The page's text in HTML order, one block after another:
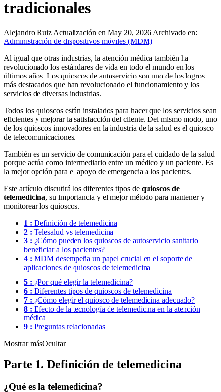
tradicionales
Alejandro Ruiz Actualización en May 20, 2026 Archivado en:
Administración de dispositivos móviles (MDM)
Al igual que otras industrias, la atención médica también ha
revolucionado los estándares de vida en todo el mundo en los
últimos años. Los quioscos de autoservicio son uno de los logros
más destacados que han revolucionado el funcionamiento y los
servicios de diversas industrias.
Todos los quioscos están instalados para hacer que los servicios sean
eficientes y mejorar la satisfacción del cliente. Del mismo modo, uno
de los quioscos innovadores en la industria de la salud es el quiosco
de telecomunicaciones.
También es un servicio de comunicación para el cuidado de la salud
porque actúa como intermediario entre un médico y un paciente. Es
la mejor opción para el apoyo de emergencia a los pacientes.
Este artículo discutirá los diferentes tipos de quioscos de
telemedicina, su importancia y el mejor método para mantener y
monitorear los quioscos.
1 : Definición de telemedicina
2 : Telesalud vs telemedicina
3 : ¿Cómo pueden los quioscos de autoservicio sanitario
beneficiar a los pacientes?
4 : MDM desempeña un papel crucial en el soporte de
aplicaciones de quioscos de telemedicina
5 : ¿Por qué elegir la telemedicina?
6 : Diferentes tipos de quioscos de telemedicina
7 : ¿Cómo elegir el quiosco de telemedicina adecuado?
8 : Efecto de la tecnología de telemedicina en la atención
médica
9 : Preguntas relacionadas
Mostrar másOcultar
Parte 1. Definición de telemedicina
¿Qué es la telemedicina?